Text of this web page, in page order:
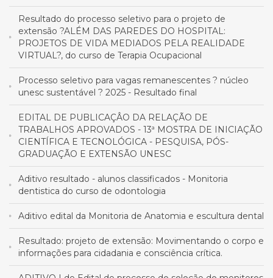
Resultado do processo seletivo para o projeto de
extensão ?ALÉM DAS PAREDES DO HOSPITAL:
PROJETOS DE VIDA MEDIADOS PELA REALIDADE
VIRTUAL?, do curso de Terapia Ocupacional
Processo seletivo para vagas remanescentes ? núcleo
unesc sustentável ? 2025 - Resultado final
EDITAL DE PUBLICAÇÂO DA RELAÇÃO DE
TRABALHOS APROVADOS - 13ª MOSTRA DE INICIAÇÃO
CIENTÍFICA E TECNOLÓGICA - PESQUISA, PÓS-
GRADUAÇÃO E EXTENSÃO UNESC
Aditivo resultado - alunos classificados - Monitoria
dentistica do curso de odontologia
Aditivo edital da Monitoria de Anatomia e escultura dental
Resultado: projeto de extensão: Movimentando o corpo e
informações para cidadania e consciência crítica.